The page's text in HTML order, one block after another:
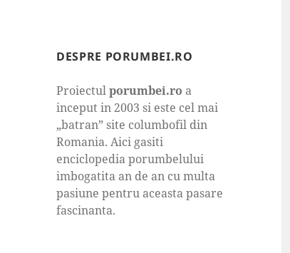
DESPRE PORUMBEI.RO
Proiectulporumbei.ro a
inceput in 2003 si este cel mai
„batran” site columbofil din
Romania. Aici gasiti
enciclopedia porumbelului
imbogatita an de an cu multa
pasiune pentru aceasta pasare
fascinanta.